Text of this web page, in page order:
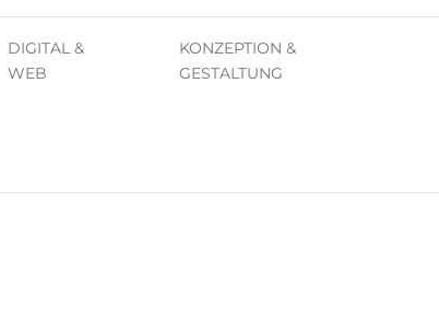
DIGITAL &
WEB
KONZEPTION &
GESTALTUNG